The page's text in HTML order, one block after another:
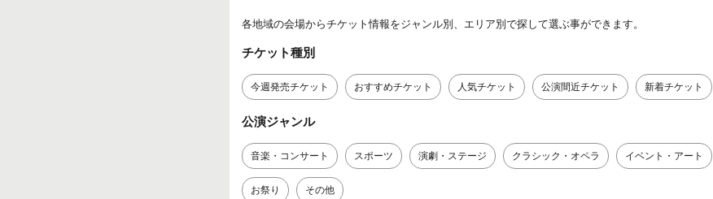
各地域の会場からチケット情報をジャンル別、エリア別で探して選ぶ事ができます。
チケット種別
今週発売チケット おすすめチケット 人気チケット 公演間近チケット 新着チケット
公演ジャンル
音楽・コンサート スポーツ 演劇・ステージ クラシック・オペラ イベント・アート
お祭り その他